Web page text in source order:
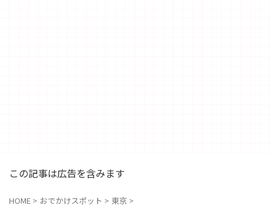
この記事は広告を含みます
HOME > おでかけスポット > 東京 >